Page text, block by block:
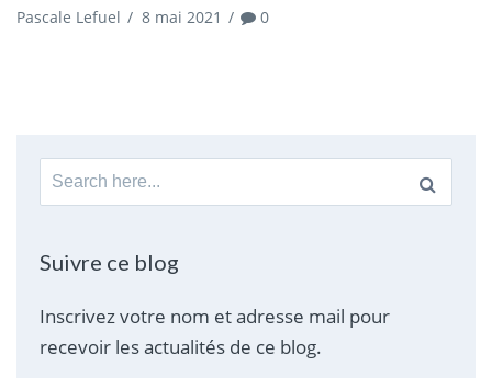
Pascale Lefuel / 8 mai 2021 / 0
Search
for:
Suivre ce blog
Inscrivez votre nom et adresse mail pour
recevoir les actualités de ce blog.